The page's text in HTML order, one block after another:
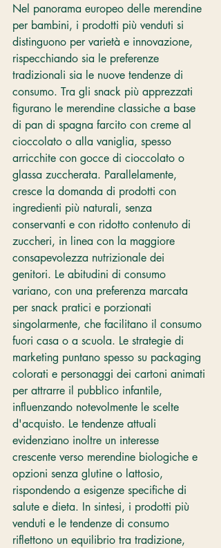
Nel panorama europeo delle merendine
per bambini, i prodotti più venduti si
distinguono per varietà e innovazione,
rispecchiando sia le preferenze
tradizionali sia le nuove tendenze di
consumo. Tra gli snack più apprezzati
figurano le merendine classiche a base
di pan di spagna farcito con creme al
cioccolato o alla vaniglia, spesso
arricchite con gocce di cioccolato o
glassa zuccherata. Parallelamente,
cresce la domanda di prodotti con
ingredienti più naturali, senza
conservanti e con ridotto contenuto di
zuccheri, in linea con la maggiore
consapevolezza nutrizionale dei
genitori. Le abitudini di consumo
variano, con una preferenza marcata
per snack pratici e porzionati
singolarmente, che facilitano il consumo
fuori casa o a scuola. Le strategie di
marketing puntano spesso su packaging
colorati e personaggi dei cartoni animati
per attrarre il pubblico infantile,
influenzando notevolmente le scelte
d'acquisto. Le tendenze attuali
evidenziano inoltre un interesse
crescente verso merendine biologiche e
opzioni senza glutine o lattosio,
rispondendo a esigenze specifiche di
salute e dieta. In sintesi, i prodotti più
venduti e le tendenze di consumo
riflettono un equilibrio tra tradizione,